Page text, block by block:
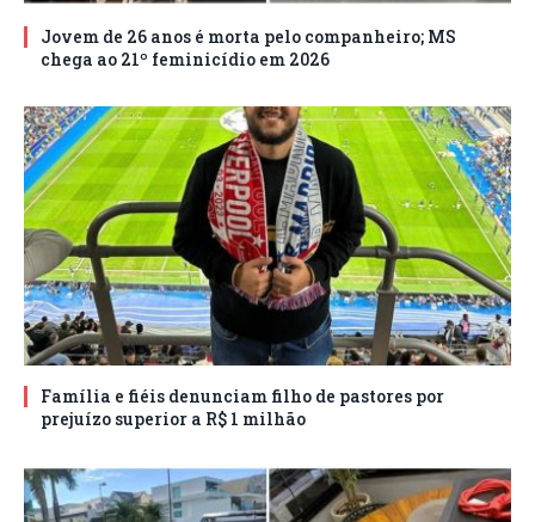
Jovem de 26 anos é morta pelo companheiro; MS
chega ao 21º feminicídio em 2026
Família e fiéis denunciam filho de pastores por
prejuízo superior a R$ 1 milhão